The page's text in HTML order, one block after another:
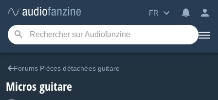
FR
Forums Pièces détachées guitare
Micros guitare